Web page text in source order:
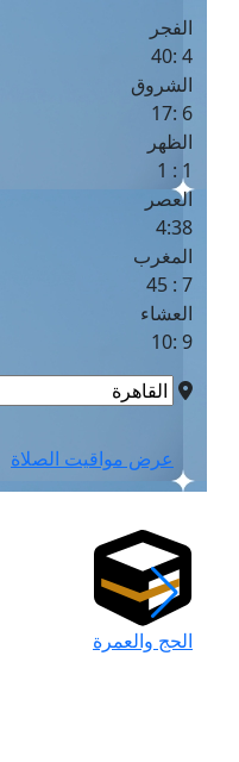
الفجر
4 :40
الشروق
6 :17
الظهر
1 : 1
العصر
4:38
المغرب
7 : 45
العشاء
9 :10
عرض مواقيت الصلاة
الحج والعمرة